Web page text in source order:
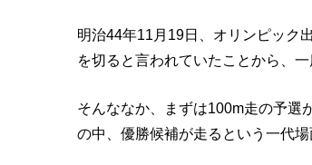
明治44年11月19日、オリンピック
を切ると言われていたことから、
そんななか、まずは100m走の予選
の中、優勝候補が走るという一代